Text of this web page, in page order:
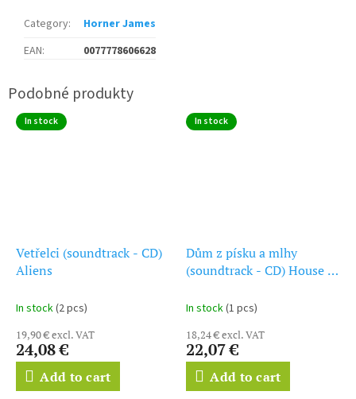
Category:
Horner James
EAN: 0077778606628
In stock
Vetřelci (soundtrack - CD)
Aliens
In stock(2 pcs)
19,90 € excl. VAT
24,08 €
Add to cart
In stock
Dům z písku a mlhy
(soundtrack - CD) House of
In stock(1 pcs)
18,24 € excl. VAT
22,07 €
Add to cart